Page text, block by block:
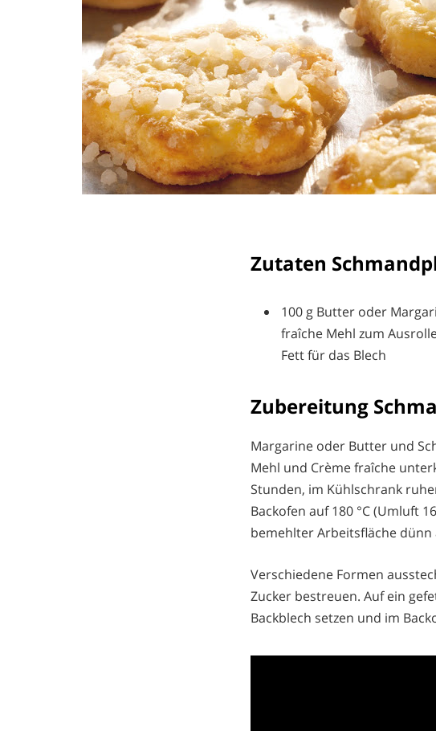
Zutaten
100 g Butter oder
fraîche Mehl zum
Fett für das Blech
Zubereitung
Margarine oder Butter und
Mehl und Crème fraîche
Stunden, im Kühlschrank
Backofen auf 180 °C (Umluft
bemehlter Arbeitsfläche dünn
Verschiedene Formen
Zucker bestreuen. Auf ein
Backblech setzen und im